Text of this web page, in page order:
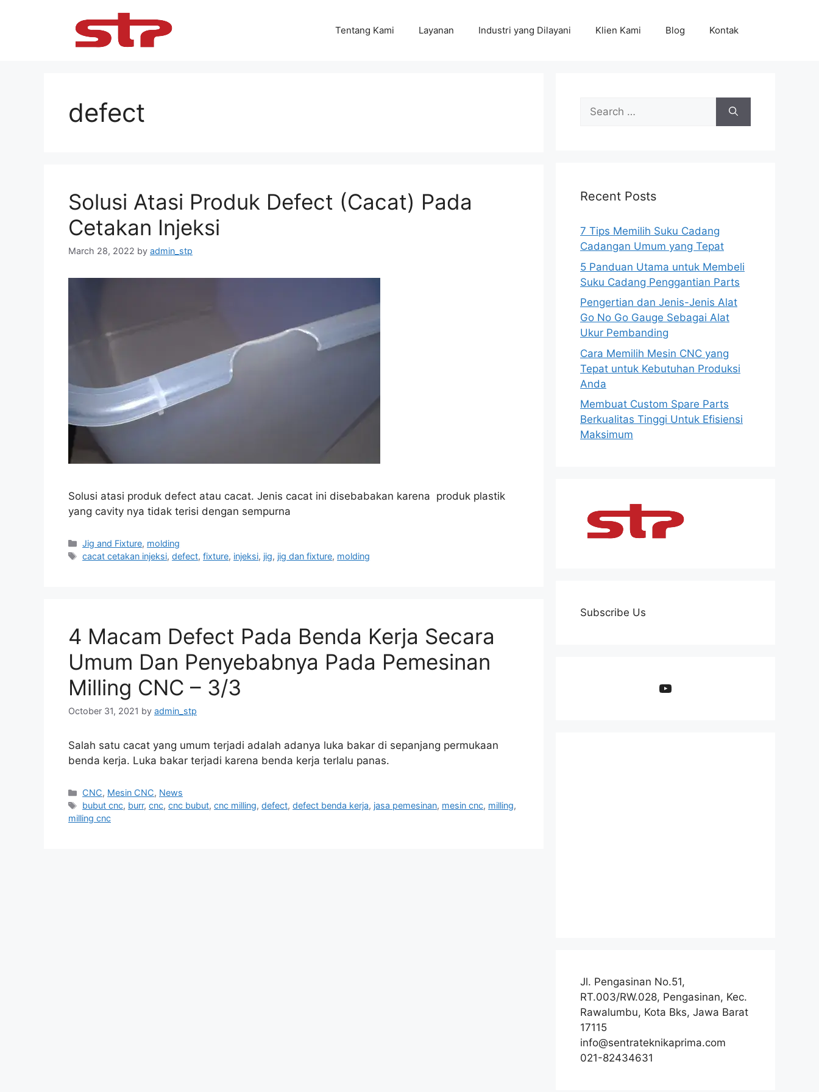
Tentang Kami Layanan Industri yang Dilayani Klien Kami Blog Kontak
defect
Solusi Atasi Produk Defect (Cacat) Pada
Cetakan Injeksi
March 28, 2022 by admin_stp
Solusi atasi produk defect atau cacat. Jenis cacat ini disebabakan karena produk plastik
yang cavity nya tidak terisi dengan sempurna
Categories
Jig and Fixture, molding
Tags
cacat cetakan injeksi,defect,fixture, injeksi, jig, jig dan fixture, molding
4 Macam Defect Pada Benda Kerja Secara
Umum Dan Penyebabnya Pada Pemesinan
Milling CNC – 3/3
October 31, 2021 by admin_stp
Salah satu cacat yang umum terjadi adalah adanya luka bakar di sepanjang permukaan
benda kerja. Luka bakar terjadi karena benda kerja terlalu panas.
Categories
CNC, Mesin CNC, News
Tags
bubut cnc, burr,cnc,cnc bubut,cnc milling,defect,defect benda kerja, jasa pemesinan, mesin cnc, milling,
milling cnc
Search
for:
Recent Posts
7 Tips Memilih Suku Cadang
Cadangan Umum yang Tepat
5 Panduan Utama untuk Membeli
Suku Cadang Penggantian Parts
Pengertian dan Jenis-Jenis Alat
Go No Go Gauge Sebagai Alat
Ukur Pembanding
Cara Memilih Mesin CNC yang
Tepat untuk Kebutuhan Produksi
Anda
Membuat Custom Spare Parts
Berkualitas Tinggi Untuk Efisiensi
Maksimum
Subscribe Us
YouTube
Jl. Pengasinan No.51,
RT.003/RW.028, Pengasinan, Kec.
Rawalumbu, Kota Bks, Jawa Barat
17115
info@sentrateknikaprima.com
021-82434631